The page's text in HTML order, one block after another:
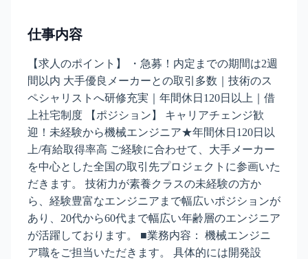
仕事内容
【求人のポイント】 ・急募！内定までの期間は2週
間以内 大手優良メーカーとの取引多数｜技術のス
ペシャリストへ研修充実｜年間休日120日以上｜借
上社宅制度 【ポジション】 キャリアチェンジ歓
迎！未経験から機械エンジニア★年間休日120日以
上/有給取得率高 ご経験に合わせて、大手メーカー
を中心とした全国の取引先プロジェクトに参画いた
だきます。 技術力が素養クラスの未経験の方か
ら、経験豊富なエンジニアまで幅広いポジションが
あり、20代から60代まで幅広い年齢層のエンジニア
が活躍しております。 ■業務内容： 機械エンジニ
ア職をご担当いただきます。 具体的には開発設